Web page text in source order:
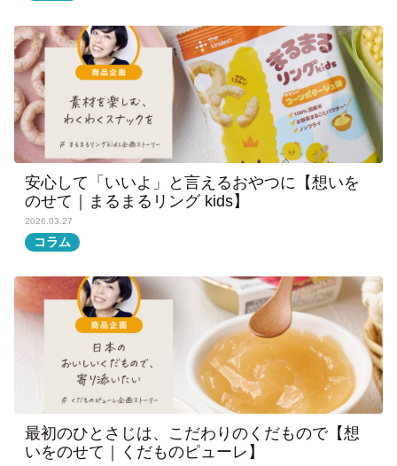
安心して「いいよ」と言えるおやつに【想いを
のせて｜まるまるリング kids】
2026.03.27
コラム
最初のひとさじは、こだわりのくだもので【想
いをのせて｜くだものピューレ】